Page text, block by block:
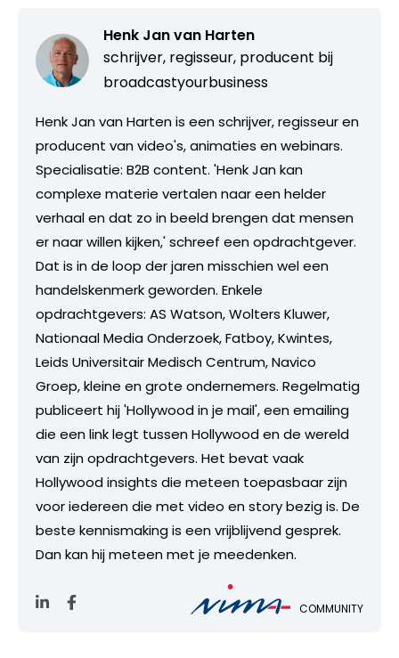
Henk Jan van Harten
schrijver, regisseur, producent bij
broadcastyourbusiness
Henk Jan van Harten is een schrijver, regisseur en
producent van video's, animaties en webinars.
Specialisatie: B2B content. 'Henk Jan kan
complexe materie vertalen naar een helder
verhaal en dat zo in beeld brengen dat mensen
er naar willen kijken,' schreef een opdrachtgever.
Dat is in de loop der jaren misschien wel een
handelskenmerk geworden. Enkele
opdrachtgevers: AS Watson, Wolters Kluwer,
Nationaal Media Onderzoek, Fatboy, Kwintes,
Leids Universitair Medisch Centrum, Navico
Groep, kleine en grote ondernemers. Regelmatig
publiceert hij 'Hollywood in je mail', een emailing
die een link legt tussen Hollywood en de wereld
van zijn opdrachtgevers. Het bevat vaak
Hollywood insights die meteen toepasbaar zijn
voor iedereen die met video en story bezig is. De
beste kennismaking is een vrijblijvend gesprek.
Dan kan hij meteen met je meedenken.
COMMUNITY